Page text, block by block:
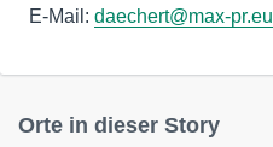
E-Mail: daechert@max-pr.eu
Orte in dieser Story